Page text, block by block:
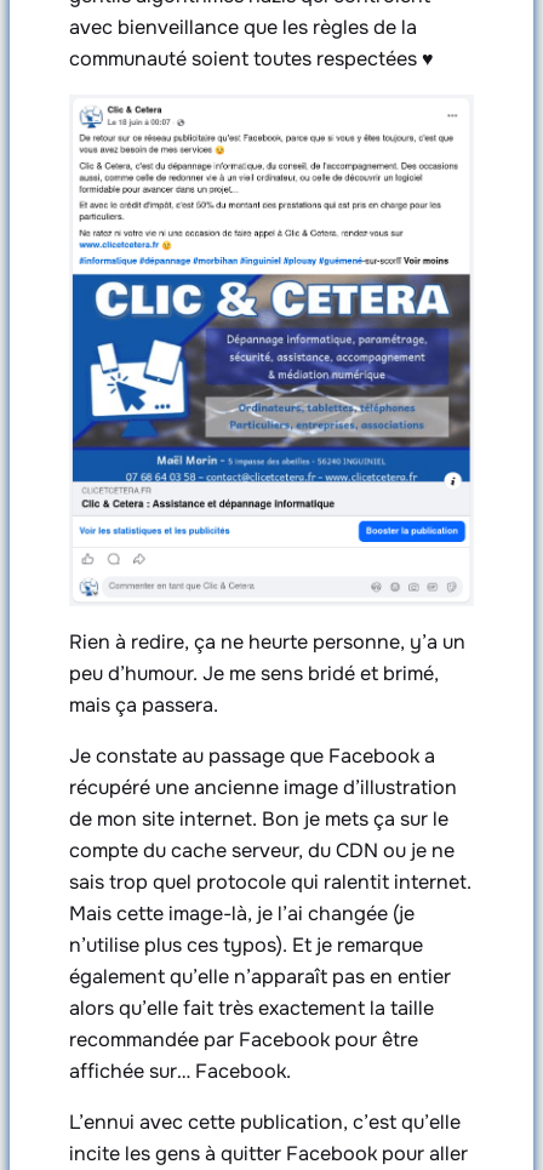
avec bienveillance que les règles de la
communauté soient toutes respectées ♥
Rien à redire, ça ne heurte personne, y’a un
peu d’humour. Je me sens bridé et brimé,
mais ça passera.
Je constate au passage que Facebook a
récupéré une ancienne image d’illustration
de mon site internet. Bon je mets ça sur le
compte du cache serveur, du CDN ou je ne
sais trop quel protocole qui ralentit internet.
Mais cette image-là, je l’ai changée (je
n’utilise plus ces typos). Et je remarque
également qu’elle n’apparaît pas en entier
alors qu’elle fait très exactement la taille
recommandée par Facebook pour être
affichée sur… Facebook.
L’ennui avec cette publication, c’est qu’elle
incite les gens à quitter Facebook pour aller